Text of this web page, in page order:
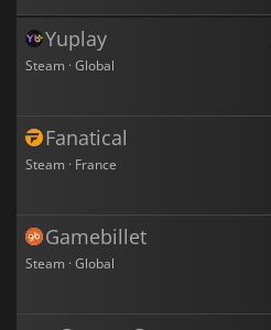
Yuplay
Steam · Global
Fanatical
Steam · France
Gamebillet
Steam · Global